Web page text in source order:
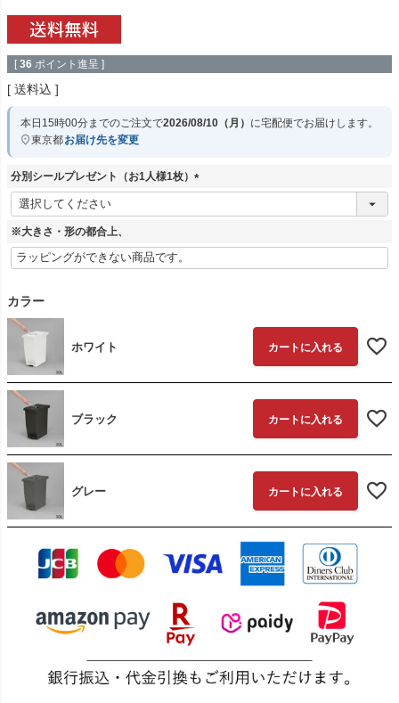
[ 36 ポイント進呈 ]
送料込
本日 15時00分までのご注文で2026/08/10（月） に宅配便でお届けします。
東京都お届け先を変更
分別シールプレゼント（お1人様1枚）
(
)
※大きさ・形の都合上、
カラー
ホワイト カートに入れる
ブラック カートに入れる
グレー カートに入れる